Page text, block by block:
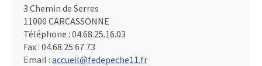
3 Chemin de Serres
11000 CARCASSONNE
Téléphone : 04.68.25.16.03
Fax : 04.68.25.67.73
Email : accueil@fedepeche11.fr